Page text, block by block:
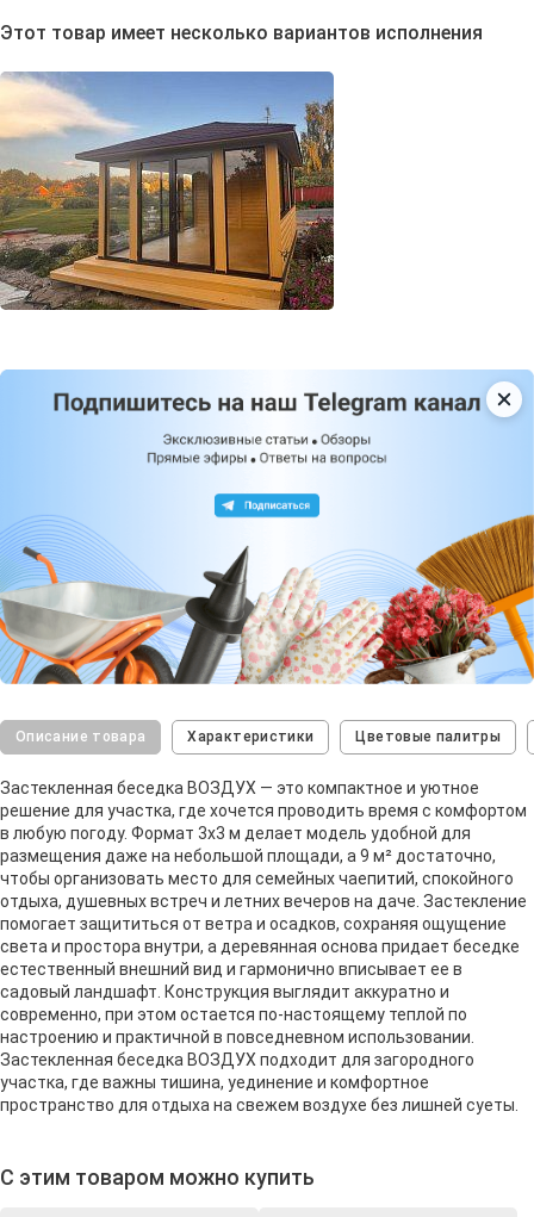
Этот товар имеет несколько вариантов исполнения
Описание товара Характеристики Цветовые палитры
Застекленная беседка ВОЗДУХ — это компактное и уютное
решение для участка, где хочется проводить время с комфортом
в любую погоду. Формат 3х3 м делает модель удобной для
размещения даже на небольшой площади, а 9 м² достаточно,
чтобы организовать место для семейных чаепитий, спокойного
отдыха, душевных встреч и летних вечеров на даче. Застекление
помогает защититься от ветра и осадков, сохраняя ощущение
света и простора внутри, а деревянная основа придает беседке
естественный внешний вид и гармонично вписывает ее в
садовый ландшафт. Конструкция выглядит аккуратно и
современно, при этом остается по-настоящему теплой по
настроению и практичной в повседневном использовании.
Застекленная беседка ВОЗДУХ подходит для загородного
участка, где важны тишина, уединение и комфортное
пространство для отдыха на свежем воздухе без лишней суеты.
С этим товаром можно купить